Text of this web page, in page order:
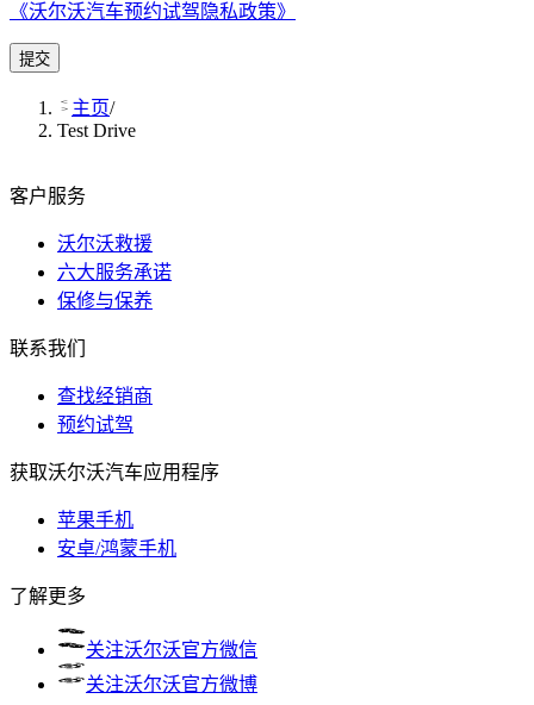
《沃尔沃汽车预约试驾隐私政策》
提交
主页/
Test Drive